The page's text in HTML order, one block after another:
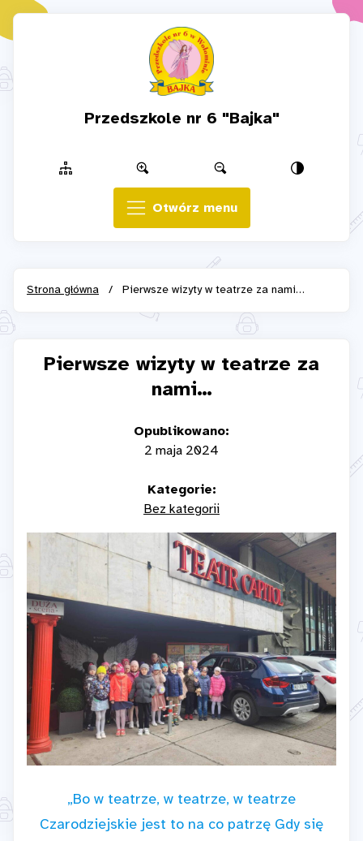
Przedszkole nr 6 "Bajka"
Otwórz menu
Strona główna / Pierwsze wizyty w teatrze za nami…
Pierwsze wizyty w teatrze za
nami…
Opublikowano:
2 maja 2024
Kategorie:
Bez kategorii
„Bo w teatrze, w teatrze, w teatrze
Czarodziejskie jest to na co patrzę Gdy się